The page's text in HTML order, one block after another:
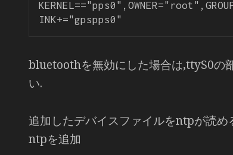
bluetoothを無効にした場合は,ttyS0の
い.
追加したデバイスファイルをntpが読
ntpを追加